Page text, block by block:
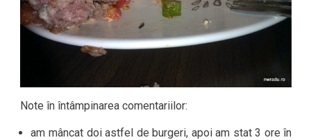
Note în întâmpinarea comentariilor:
am mâncat doi astfel de burgeri, apoi am stat 3 ore în